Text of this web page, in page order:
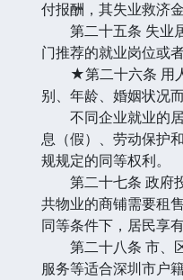
付报酬，其失业救济金
第二十五条 失业居
门推荐的就业岗位或
★第二十六条 用人
别、年龄、婚姻状况而
不同企业就业的居
息（假）、劳动保护
规规定的同等权利。
第二十七条 政府投
共物业的商铺需要租
同等条件下，居民享
第二十八条 市、区
服务等适合深圳市户